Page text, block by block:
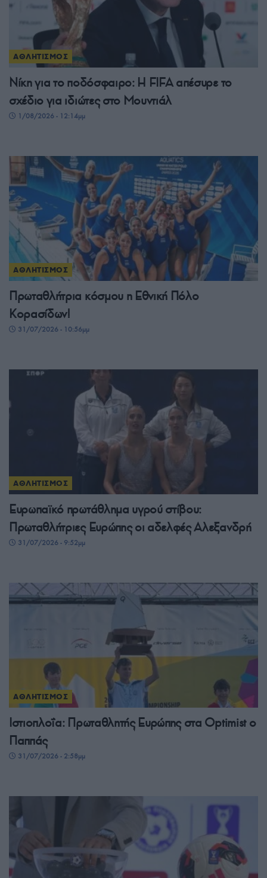
ΑΘΛΗΤΙΣΜΟΣ
Νίκη για το ποδόσφαιρο: Η FIFA απέσυρε το
σχέδιο για ιδιώτες στο Μουντιάλ
1/08/2026 - 12:14μμ
ΑΘΛΗΤΙΣΜΟΣ
Πρωταθλήτρια κόσμου η Εθνική Πόλο
Κορασίδων!
31/07/2026 - 10:56μμ
ΑΘΛΗΤΙΣΜΟΣ
Ευρωπαϊκό πρωτάθλημα υγρού στίβου:
Πρωταθλήτριες Ευρώπης οι αδελφές Αλεξανδρή
31/07/2026 - 9:52μμ
ΑΘΛΗΤΙΣΜΟΣ
Ιστιοπλοΐα: Πρωταθλητής Ευρώπης στα Optimist ο
Παππάς
31/07/2026 - 2:58μμ